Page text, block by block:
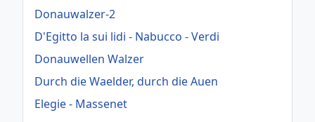
Donauwalzer-2
D'Egitto la sui lidi - Nabucco - Verdi
Donauwellen Walzer
Durch die Waelder, durch die Auen
Elegie - Massenet